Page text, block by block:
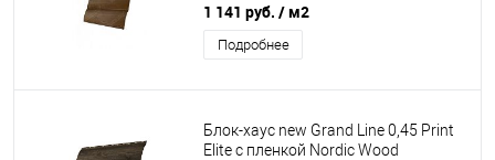
1 141 руб. / м2
Подробнее
Блок-хаус new Grand Line 0,45 Print
Elite с пленкой Nordic Wood